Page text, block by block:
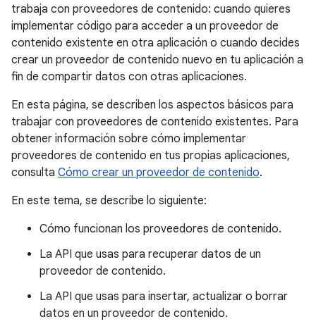
trabaja con proveedores de contenido: cuando quieres
implementar código para acceder a un proveedor de
contenido existente en otra aplicación o cuando decides
crear un proveedor de contenido nuevo en tu aplicación a
fin de compartir datos con otras aplicaciones.
En esta página, se describen los aspectos básicos para
trabajar con proveedores de contenido existentes. Para
obtener información sobre cómo implementar
proveedores de contenido en tus propias aplicaciones,
consulta Cómo crear un proveedor de contenido.
En este tema, se describe lo siguiente:
Cómo funcionan los proveedores de contenido.
La API que usas para recuperar datos de un
proveedor de contenido.
La API que usas para insertar, actualizar o borrar
datos en un proveedor de contenido.